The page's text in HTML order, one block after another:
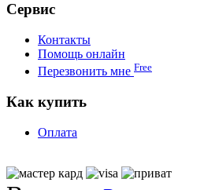
Сервис
Контакты
Помощь онлайн
Перезвонить мне Free
Как купить
Оплата